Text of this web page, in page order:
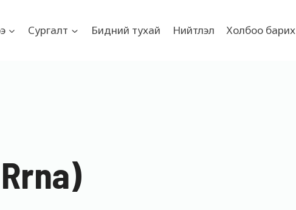
Сургалт Бидний тухай Нийтлэл Холбоо барих